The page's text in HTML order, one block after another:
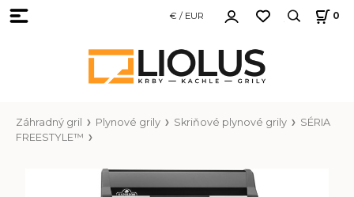
€ / EUR 0
Záhradný gril Plynové grily Skriňové plynové grily
SÉRIA
FREESTYLE™